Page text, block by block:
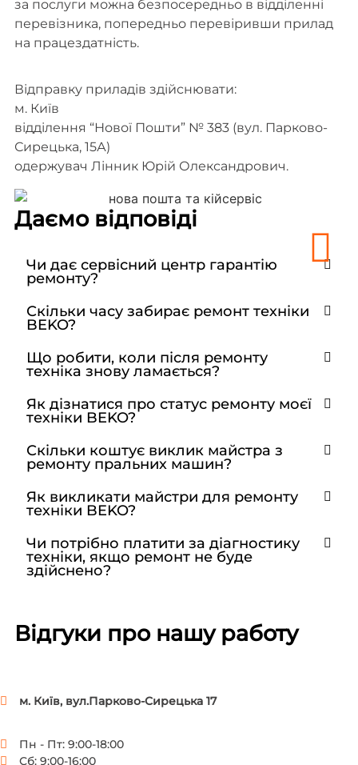
за послуги можна безпосередньо в відділенні
перевізника, попередньо перевіривши прилад
на працездатність.
Відправку приладів здійснювати:
м. Київ
відділення “Нової Пошти” № 383 (вул. Парково-
Сирецька, 15А)
одержувач Лінник Юрій Олександрович.
Даємо відповіді
Чи дає сервісний центр гарантію
ремонту?
Скільки часу забирає ремонт техніки
BEKO?
Що робити, коли після ремонту
техніка знову ламається?
Як дізнатися про статус ремонту моєї
техніки BEKO?
Скільки коштує виклик майстра з
ремонту пральних машин?
Як викликати майстри для ремонту
техніки BEKO?
Чи потрібно платити за діагностику
техніки, якщо ремонт не буде
здійснено?
Відгуки про нашу работу
м. Київ, вул.Парково-Сирецька 17
Пн - Пт: 9:00-18:00
Сб: 9:00-16:00